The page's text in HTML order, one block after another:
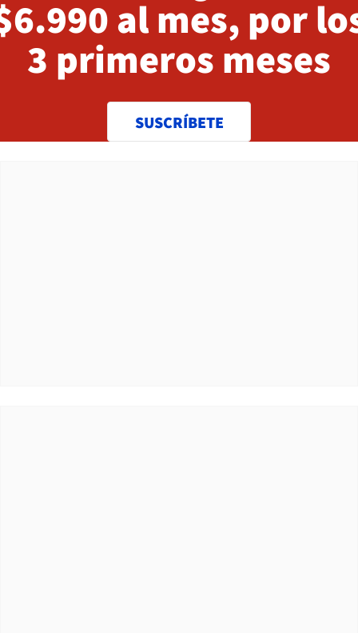
al mes, por
3 primeros meses
SUSCRÍBETE